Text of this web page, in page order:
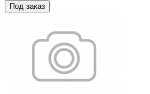
Под заказ